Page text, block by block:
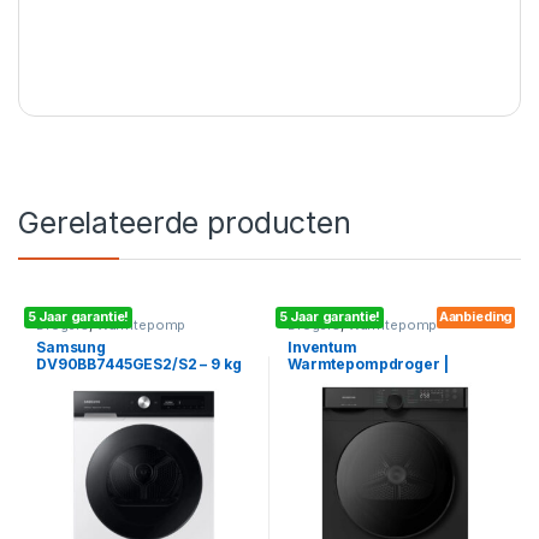
Gerelateerde producten
5 Jaar garantie!
Drogers,Warmtepomp
Samsung
DV90BB7445GES2/S2 – 9 kg
met OptimalDry Technologie
5 Jaar garantie! Aanbieding
Drogers,Warmtepomp
Inventum
Warmtepompdroger |